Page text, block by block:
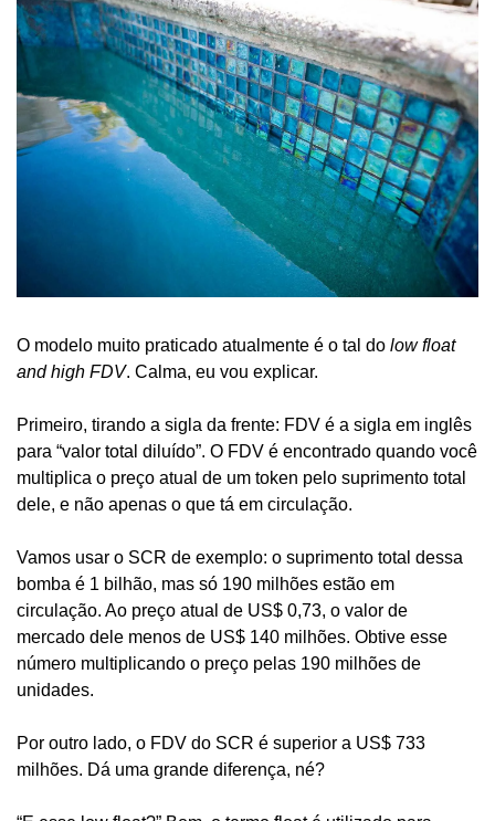
O modelo muito praticado atualmente é o tal do low float
and high FDV. Calma, eu vou explicar.
Primeiro, tirando a sigla da frente: FDV é a sigla em inglês
para “valor total diluído”. O FDV é encontrado quando você
multiplica o preço atual de um token pelo suprimento total
dele, e não apenas o que tá em circulação.
Vamos usar o SCR de exemplo: o suprimento total dessa
bomba é 1 bilhão, mas só 190 milhões estão em
circulação. Ao preço atual de US$ 0,73, o valor de
mercado dele menos de US$ 140 milhões. Obtive esse
número multiplicando o preço pelas 190 milhões de
unidades.
Por outro lado, o FDV do SCR é superior a US$ 733
milhões. Dá uma grande diferença, né?